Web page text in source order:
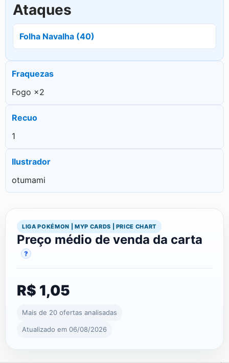
Ataques
Folha Navalha (40)
Fraquezas
Fogo ×2
Recuo
1
Ilustrador
otumami
LIGA POKÉMON | MYP CARDS | PRICE CHART
Preço médio de venda da carta
?
R$ 1,05
Mais de 20 ofertas analisadas
Atualizado em 06/08/2026